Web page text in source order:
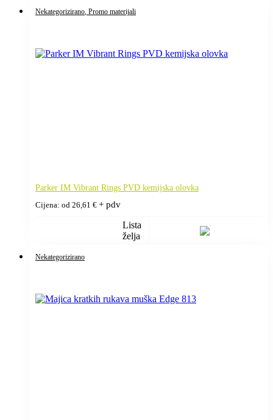
Nekategorizirano , Promo materijali
Parker IM Vibrant Rings PVD kemijska olovka
Cijena: od 26,61 € + pdv
Lista
želja
Nekategorizirano